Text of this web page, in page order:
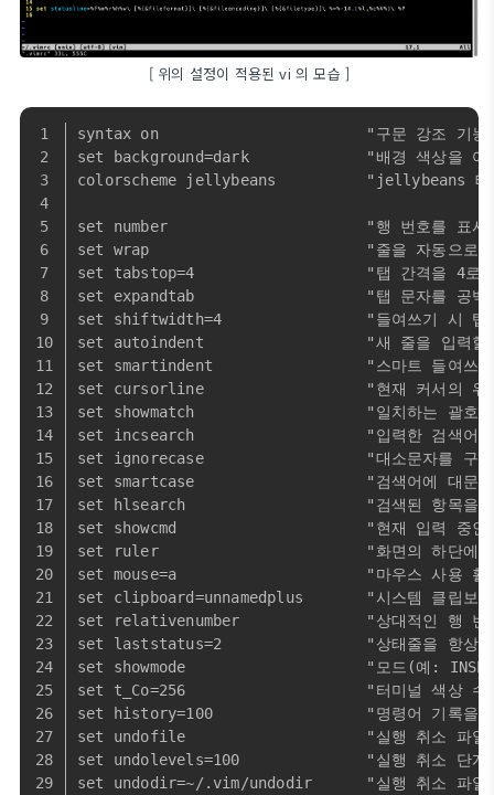
[ 위의 설정이 적용된 vi 의 모습 ]
syntax on                       "구문 강조 기능
set background=dark             "배경 색상을 어두
colorscheme jellybeans          "jellybeans 테
set number                      "행 번호를 표시
set wrap                        "줄을 자동으로 감
set tabstop=4                   "탭 간격을 4로
set expandtab                   "탭 문자를 공백
set shiftwidth=4                "들여쓰기 시 탭
set autoindent                  "새 줄을 입력할 때
set smartindent                 "스마트 들여쓰기
set cursorline                  "현재 커서의 위치
set showmatch                   "일치하는 괄호를
set incsearch                   "입력한 검색어에 맞
set ignorecase                  "대소문자를 구분
set smartcase                   "검색어에 대문자가
set hlsearch                    "검색된 항목을 강
set showcmd                     "현재 입력 중인 명
set ruler                       "화면의 하단에 커
set mouse=a                     "마우스 사용 활
set clipboard=unnamedplus       "시스템 클립보드
set relativenumber              "상대적인 행 번
set laststatus=2                "상태줄을 항상
set showmode                    "모드(예: INSERT,
set t_Co=256                    "터미널 색상 수를
set history=100                 "명령어 기록을
set undofile                    "실행 취소 파일을 저
set undolevels=100              "실행 취소 단계를
set undodir=~/.vim/undodir      "실행 취소 파일을